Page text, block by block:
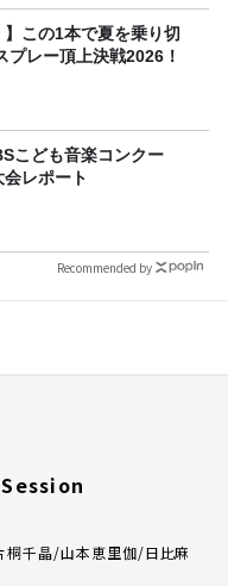
】この1本で夏を乗り切
プレー頂上決戦2026！
こども音楽コンクー
レポート
Recommended by
Session
桐千晶/山本恵里伽/日比麻